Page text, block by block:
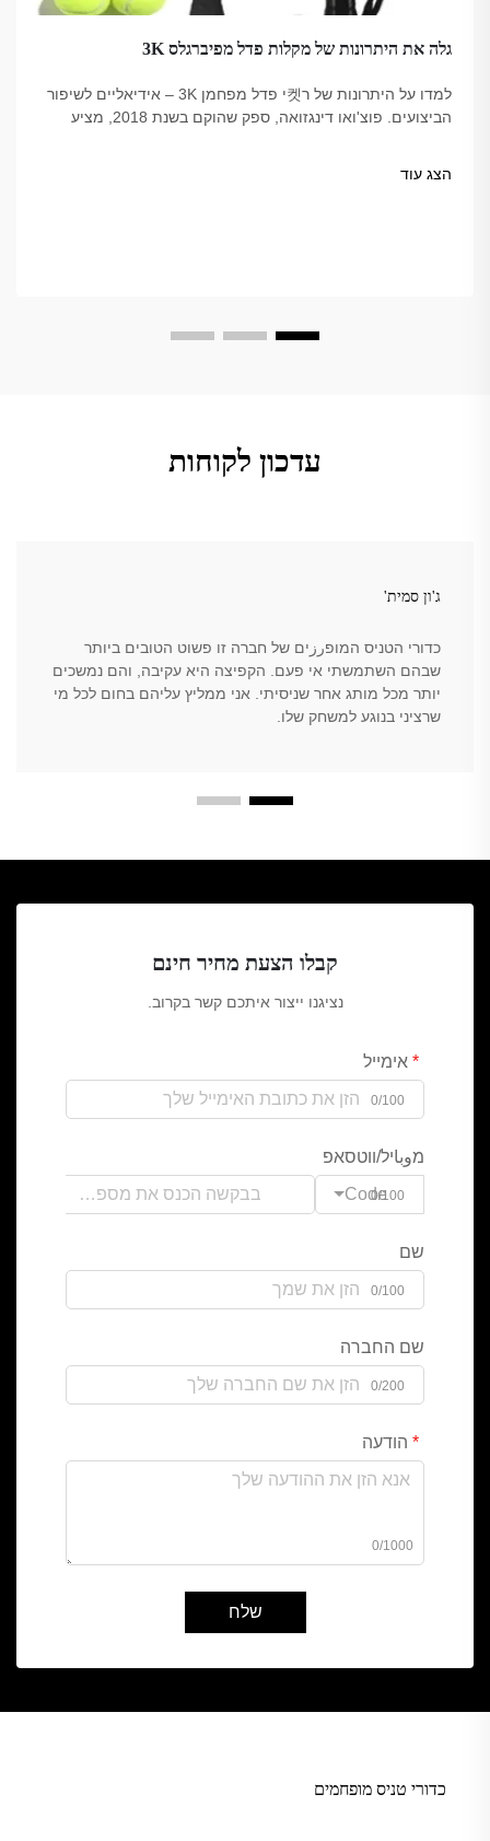
גלה את היתרונות של מקלות פדל מפיברגלס 3K
למדו על היתרונות של ר켓י פדל מפחמן 3K – אידיאליים לשיפור
הביצועים. פוצ'ואו דינגזואה, ספק שהוקם בשנת 2018, מציע
הצג עוד
עדכון לקוחות
ג'ון סמית'
כדורי הטניס המופرزים של חברה זו פשוט הטובים ביותר
שבהם השתמשתי אי פעם. הקפיצה היא עקיבה, והם נמשכים
יותר מכל מותג אחר שניסיתי. אני ממליץ עליהם בחום לכל מי
שרציני בנוגע למשחק שלו.
קבלו הצעת מחיר חינם
נציגנו ייצור איתכם קשר בקרוב.
אימייל
0/100
מوباיל/ווטסאפ
Code0/100
שם
0/100
שם החברה
0/200
הודעה
0/1000
שלח
כדורי טניס מופחמים